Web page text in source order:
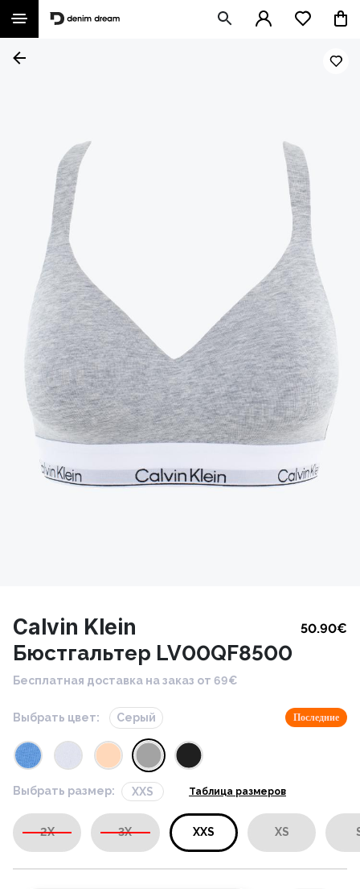
Calvin Klein 50.90€
Бюстгальтер LV00QF8500
Бесплатная доставка на заказ от 69€
Выбрать цвет: Серый Последние
Выбрать размер: XXS Таблица размеров
2X 3X XXS XS